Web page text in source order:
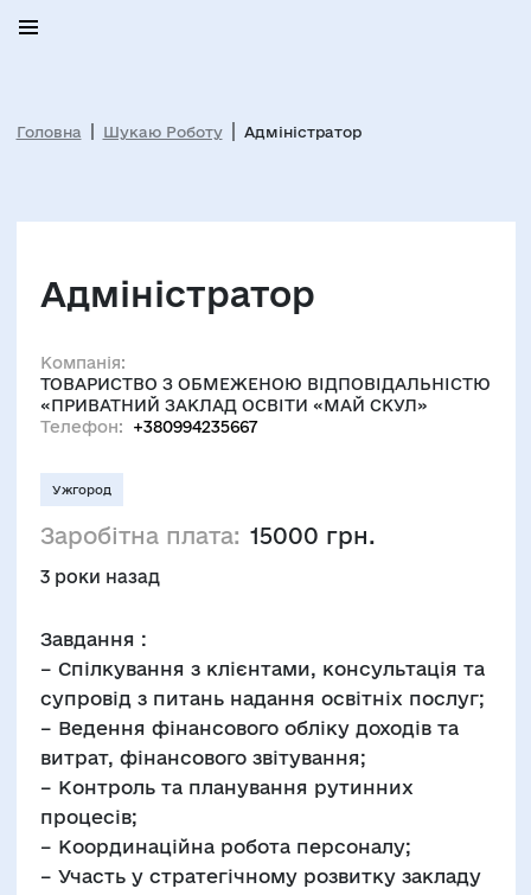
Головна Шукаю Роботу Адміністратор
Адміністратор
Компанія:
ТОВАРИСТВО З ОБМЕЖЕНОЮ ВІДПОВІДАЛЬНІСТЮ
«ПРИВАТНИЙ ЗАКЛАД ОСВІТИ «МАЙ СКУЛ»
Телефон:
+380994235667
Ужгород
Заробітна плата: 15000 грн.
3 роки назад
Завдання :
– Спілкування з клієнтами, консультація та
супровід з питань надання освітніх послуг;
– Ведення фінансового обліку доходів та
витрат, фінансового звітування;
– Контроль та планування рутинних
процесів;
– Координаційна робота персоналу;
– Участь у стратегічному розвитку закладу